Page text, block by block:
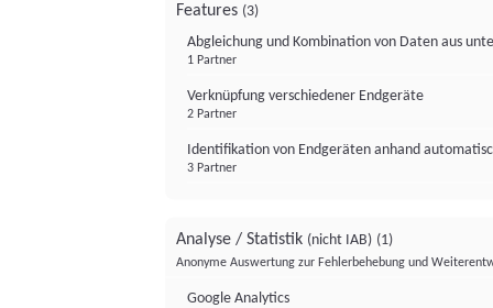
Features (3)
Abgleichung und Kombination von Daten aus
1 Partner
Verknüpfung verschiedener Endgeräte
2 Partner
Identifikation von Endgeräten anhand
3 Partner
Analyse / Statistik (nicht IAB) (1)
Anonyme Auswertung zur Fehlerbehebung und
Google Analytics